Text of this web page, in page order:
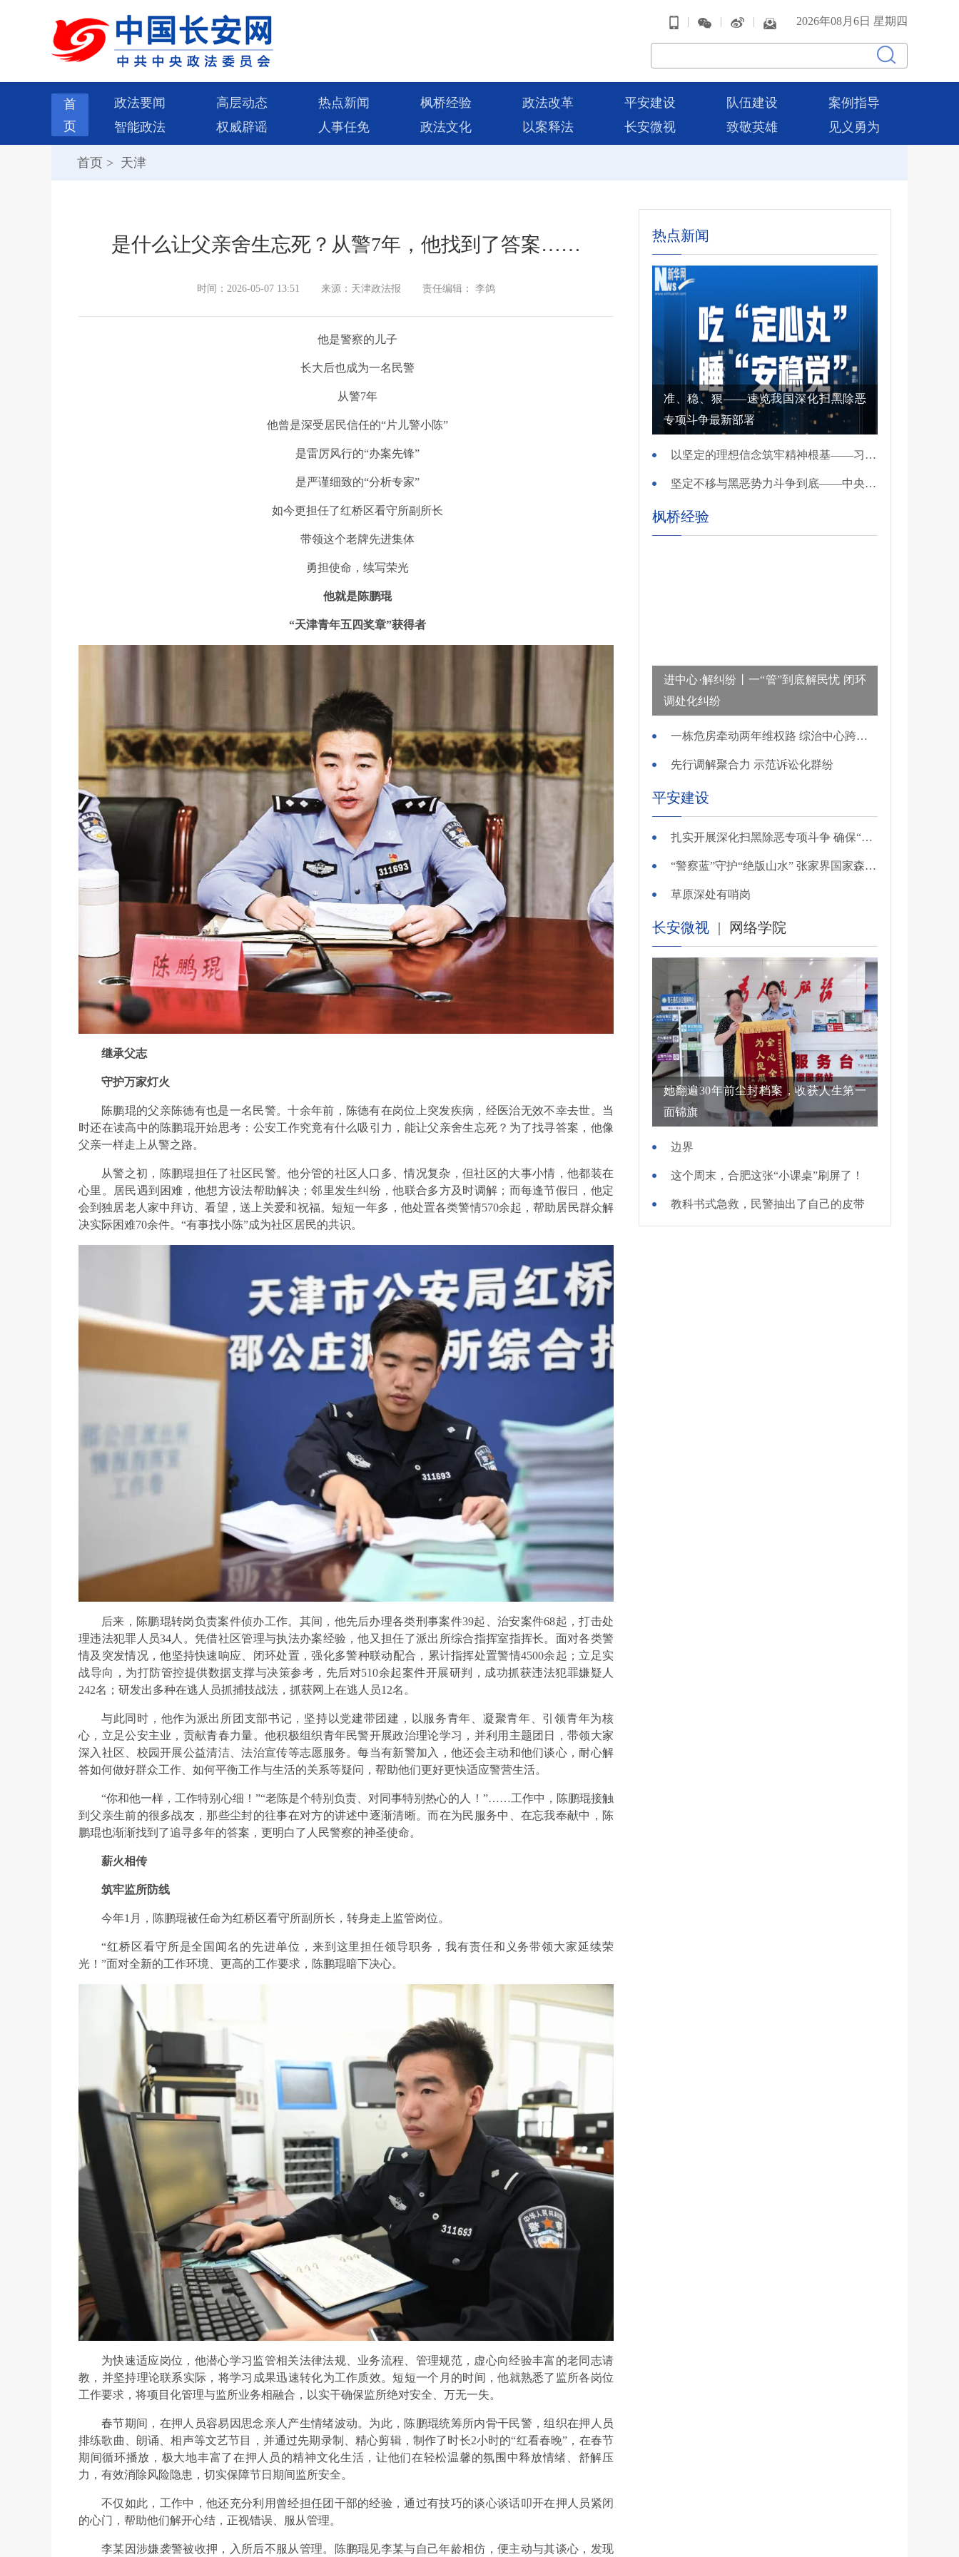
| | | 2026年08月6日 星期四
首
页
政法要闻 高层动态 热点新闻 枫桥经验 政法改革 平安建设 队伍建设
案例指导
智能政法
权威辟谣 人事任免 政法文化 以案释法 长安微视 致敬英雄 见义勇为
首页 > 天津
是什么让父亲舍生忘死？从警7年，他找到了答案……
时间：2026-05-07 13:51 来源：天津政法报 责任编辑： 李鸽
他是警察的儿子
长大后也成为一名民警
从警7年
他曾是深受居民信任的“片儿警小陈”
是雷厉风行的“办案先锋”
是严谨细致的“分析专家”
如今更担任了红桥区看守所副所长
带领这个老牌先进集体
勇担使命，续写荣光
他就是陈鹏琨
“天津青年五四奖章”获得者
继承父志
守护万家灯火
陈鹏琨的父亲陈德有也是一名民警。十余年前，陈德有在岗位上突发疾病，经医治无效不幸去世。当
时还在读高中的陈鹏琨开始思考：公安工作究竟有什么吸引力，能让父亲舍生忘死？为了找寻答案，他像
父亲一样走上从警之路。
从警之初，陈鹏琨担任了社区民警。他分管的社区人口多、情况复杂，但社区的大事小情，他都装在
心里。居民遇到困难，他想方设法帮助解决；邻里发生纠纷，他联合多方及时调解；而每逢节假日，他定
会到独居老人家中拜访、看望，送上关爱和祝福。短短一年多，他处置各类警情570余起，帮助居民群众解
决实际困难70余件。“有事找小陈”成为社区居民的共识。
后来，陈鹏琨转岗负责案件侦办工作。其间，他先后办理各类刑事案件39起、治安案件68起，打击处
理违法犯罪人员34人。凭借社区管理与执法办案经验，他又担任了派出所综合指挥室指挥长。面对各类警
情及突发情况，他坚持快速响应、闭环处置，强化多警种联动配合，累计指挥处置警情4500余起；立足实
战导向，为打防管控提供数据支撑与决策参考，先后对510余起案件开展研判，成功抓获违法犯罪嫌疑人
242名；研发出多种在逃人员抓捕技战法，抓获网上在逃人员12名。
与此同时，他作为派出所团支部书记，坚持以党建带团建，以服务青年、凝聚青年、引领青年为核
心，立足公安主业，贡献青春力量。他积极组织青年民警开展政治理论学习，并利用主题团日，带领大家
深入社区、校园开展公益清洁、法治宣传等志愿服务。每当有新警加入，他还会主动和他们谈心，耐心解
答如何做好群众工作、如何平衡工作与生活的关系等疑问，帮助他们更好更快适应警营生活。
“你和他一样，工作特别心细！”“老陈是个特别负责、对同事特别热心的人！”……工作中，陈鹏琨接触
到父亲生前的很多战友，那些尘封的往事在对方的讲述中逐渐清晰。而在为民服务中、在忘我奉献中，陈
鹏琨也渐渐找到了追寻多年的答案，更明白了人民警察的神圣使命。
薪火相传
筑牢监所防线
今年1月，陈鹏琨被任命为红桥区看守所副所长，转身走上监管岗位。
“红桥区看守所是全国闻名的先进单位，来到这里担任领导职务，我有责任和义务带领大家延续荣
光！”面对全新的工作环境、更高的工作要求，陈鹏琨暗下决心。
为快速适应岗位，他潜心学习监管相关法律法规、业务流程、管理规范，虚心向经验丰富的老同志请
教，并坚持理论联系实际，将学习成果迅速转化为工作质效。短短一个月的时间，他就熟悉了监所各岗位
工作要求，将项目化管理与监所业务相融合，以实干确保监所绝对安全、万无一失。
春节期间，在押人员容易因思念亲人产生情绪波动。为此，陈鹏琨统筹所内骨干民警，组织在押人员
排练歌曲、朗诵、相声等文艺节目，并通过先期录制、精心剪辑，制作了时长2小时的“红看春晚”，在春节
期间循环播放，极大地丰富了在押人员的精神文化生活，让他们在轻松温馨的氛围中释放情绪、舒解压
力，有效消除风险隐患，切实保障节日期间监所安全。
不仅如此，工作中，他还充分利用曾经担任团干部的经验，通过有技巧的谈心谈话叩开在押人员紧闭
的心门，帮助他们解开心结，正视错误、服从管理。
李某因涉嫌袭警被收押，入所后不服从管理。陈鹏琨见李某与自己年龄相仿，便主动与其谈心，发现
热点新闻
准、稳、狠——速览我国深化扫黑除恶
专项斗争最新部署
以坚定的理想信念筑牢精神根基——习近平党建思想理论品格系列述评之一
坚定不移与黑恶势力斗争到底——中央政法委负责同志就开展深化扫黑除恶专项斗争有关问题答记者问
枫桥经验
进中心·解纠纷丨一“管”到底解民忧 闭环
调处化纠纷
一栋危房牵动两年维权路 综治中心跨省寻鉴解民忧
先行调解聚合力 示范诉讼化群纷
平安建设
扎实开展深化扫黑除恶专项斗争 确保“全年全域平平安安、平平稳稳”——广东召开全省扫黑除恶专项斗争视频
“警察蓝”守护“绝版山水” 张家界国家森林公园景区派出所深化“生态警务”建设
草原深处有哨岗
长安微视 | 网络学院
她翻遍30年前尘封档案，收获人生第一
面锦旗
边界
这个周末，合肥这张“小课桌”刷屏了！
教科书式急救，民警抽出了自己的皮带